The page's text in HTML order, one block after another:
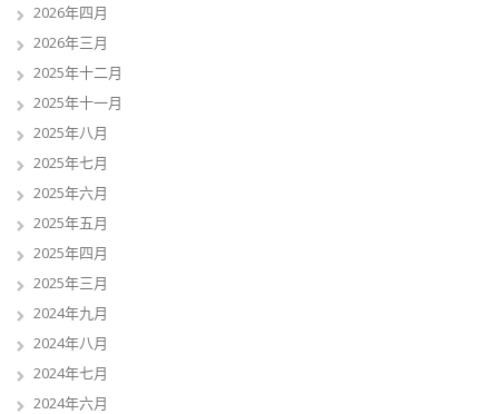
2026年四月
2026年三月
2025年十二月
2025年十一月
2025年八月
2025年七月
2025年六月
2025年五月
2025年四月
2025年三月
2024年九月
2024年八月
2024年七月
2024年六月